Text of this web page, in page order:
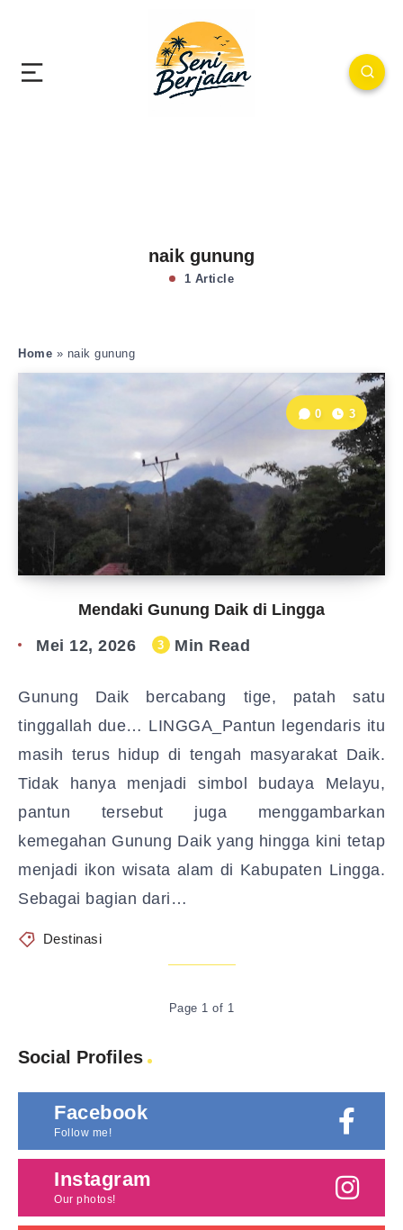
naik gunung
1 Article
Home » naik gunung
Mendaki Gunung Daik di Lingga
0 3
Mei 12, 2026 3 Min Read
Gunung Daik bercabang tige, patah satu
tinggallah due… LINGGA_Pantun legendaris itu
masih terus hidup di tengah masyarakat Daik.
Tidak hanya menjadi simbol budaya Melayu,
pantun tersebut juga menggambarkan
kemegahan Gunung Daik yang hingga kini tetap
menjadi ikon wisata alam di Kabupaten Lingga.
Sebagai bagian dari…
Destinasi
Page 1 of 1
Social Profiles
Facebook
Follow me!
Instagram
Our photos!